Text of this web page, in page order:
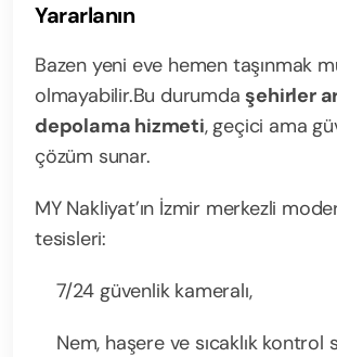
Yararlanın
Bazen yeni eve hemen taşınmak
olmayabilir.Bu durumdaşehirler
depolama hizmeti, geçici ama
çözüm sunar.
MY Nakliyat’ın İzmir merkezli
tesisleri:
7/24 güvenlik kameralı,
Nem, haşere ve sıcaklık kontrol